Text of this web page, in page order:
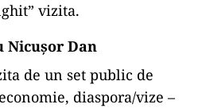
vizita.
Nicușor Dan
de un set public de
diaspora/vize –